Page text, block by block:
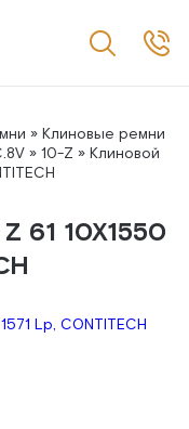
» Клиновые ремни
» 10-Z » Клиновой
10X1550